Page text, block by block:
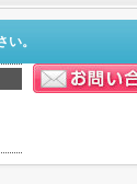
。